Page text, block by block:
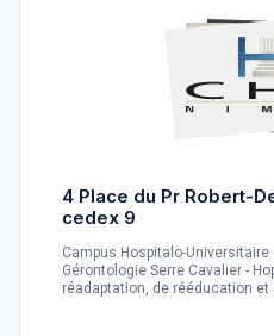
4 Place du Pr Robert-
cedex 9
Campus Hospitalo-
Gérontologie Serre Cavalier -
réadaptation, de rééducation et